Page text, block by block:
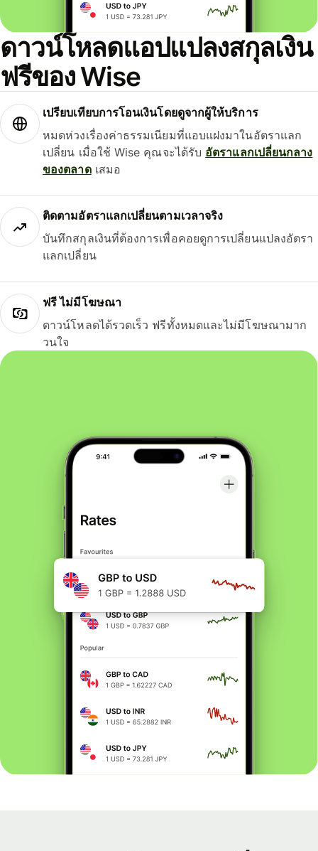
ดาวน์โหลดแอปแปลงสกุลเงิน
ฟรีของ Wise
เปรียบเทียบการโอนเงินโดยดูจากผู้ให้บริการ
หมดห่วงเรื่องค่าธรรมเนียมที่แอบแฝงมาในอัตราแลก
เปลี่ยน เมื่อใช้ Wise คุณจะได้รับ อัตราแลกเปลี่ยนกลาง
ของตลาดเสมอ
ติดตามอัตราแลกเปลี่ยนตามเวลาจริง
บันทึกสกุลเงินที่ต้องการเพื่อคอยดูการเปลี่ยนแปลงอัตรา
แลกเปลี่ยน
ฟรี ไม่มีโฆษณา
ดาวน์โหลดได้รวดเร็ว ฟรีทั้งหมดและไม่มีโฆษณามาก
วนใจ